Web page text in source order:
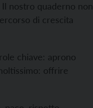
nostro quaderno non
di crescita
chiave: aprono
offrire